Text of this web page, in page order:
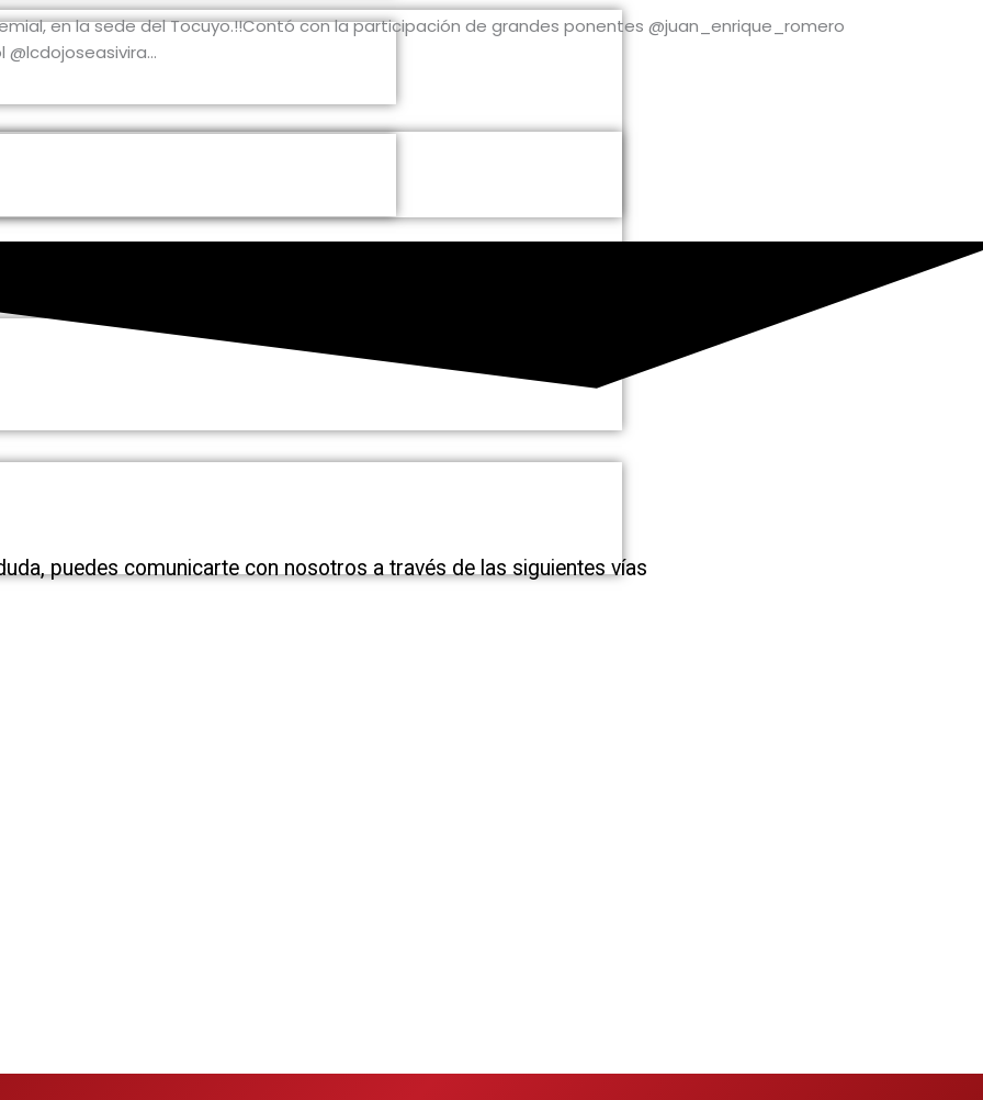
en la sede del Tocuyo.!!Contó con la participación de grandes ponentes @juan_enrique_romero
puedes comunicarte con nosotros a través de las siguientes vías